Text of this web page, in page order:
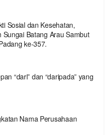
Sosial dan Kesehatan,
Batang Arau Sambut
ke-357.
“dari” dan “daripada” yang
Nama Perusahaan